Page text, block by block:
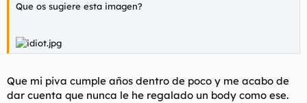
Que os sugiere esta imagen?
Que mi piva cumple años dentro de poco y me acabo de
dar cuenta que nunca le he regalado un body como ese.